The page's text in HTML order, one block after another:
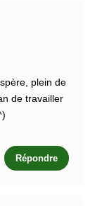
plein de
de travailler
Répondre